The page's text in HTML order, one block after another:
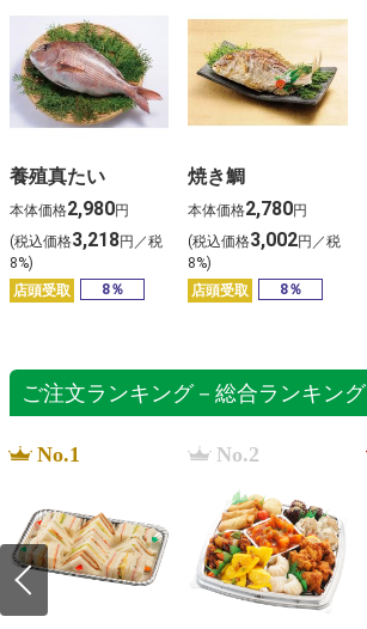
養殖真たい
本体価格2,980円
(税込価格3,218円／税
8%)
店頭受取
8％
焼き鯛
本体価格2,780円
(税込価格3,002円／税
8%)
店頭受取
8％
ご注文ランキング－総合ランキング
No.1 No.2